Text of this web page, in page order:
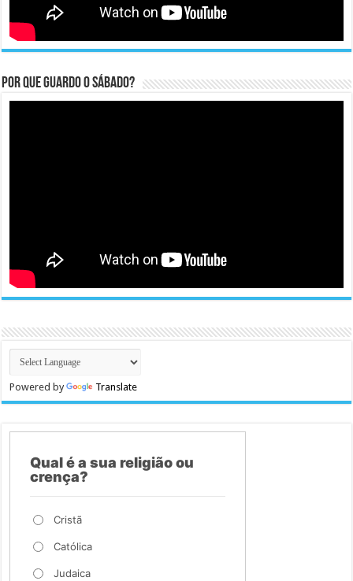
Por que guardo o Sábado?
Powered by Translate
Qual é a sua religião ou
crença?
Cristã
Católica
Judaica